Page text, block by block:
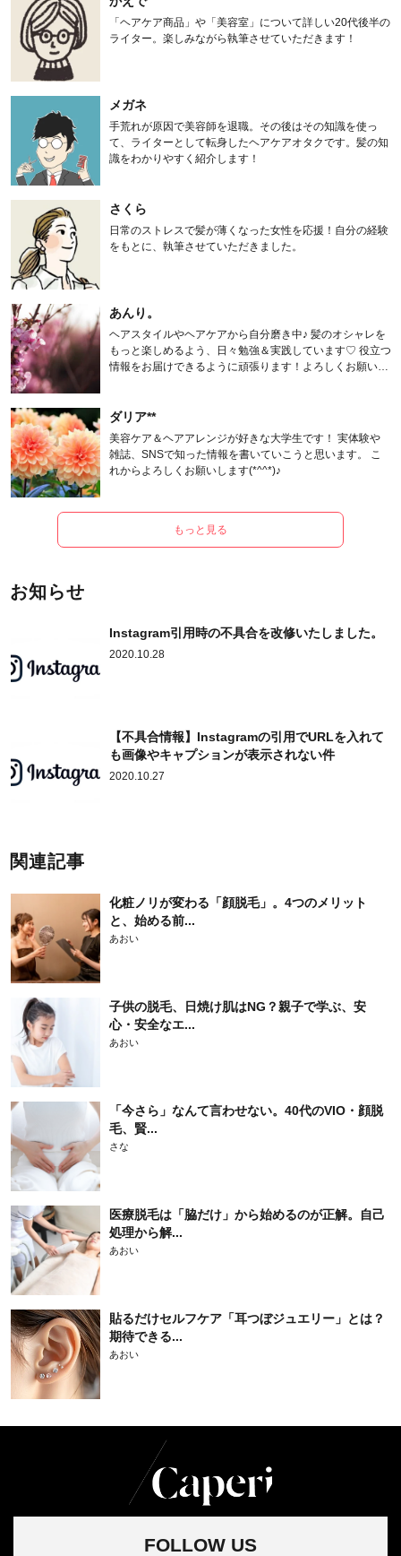
「ヘアケア商品」や「美容室」について詳しい20代後半の
ライター。楽しみながら執筆させていただきます！
メガネ
手荒れが原因で美容師を退職。その後はその知識を使っ
て、ライターとして転身したヘアケアオタクです。髪の知
識をわかりやすく紹介します！
さくら
日常のストレスで髪が薄くなった女性を応援！自分の経験
をもとに、執筆させていただきました。
あんり。
ヘアスタイルやヘアケアから自分磨き中♪ 髪のオシャレを
もっと楽しめるよう、日々勉強＆実践しています♡ 役立つ
情報をお届けできるように頑張ります！よろしくお願いし
ダリア**
美容ケア＆ヘアアレンジが好きな大学生です！ 実体験や
雑誌、SNSで知った情報を書いていこうと思います。 こ
れからよろしくお願いします(*^^*)♪
もっと見る
お知らせ
Instagram引用時の不具合を改修いたしました。
2020.10.28
【不具合情報】Instagramの引用でURLを入れて
も画像やキャプションが表示されない件
2020.10.27
関連記事
化粧ノリが変わる「顔脱毛」。4つのメリット
と、始める前...
あおい
子供の脱毛、日焼け肌はNG？親子で学ぶ、安
心・安全なエ...
あおい
「今さら」なんて言わせない。40代のVIO・顔脱
毛、賢...
さな
医療脱毛は「脇だけ」から始めるのが正解。自己
処理から解...
あおい
貼るだけセルフケア「耳つぼジュエリー」とは？
期待できる...
あおい
FOLLOW US